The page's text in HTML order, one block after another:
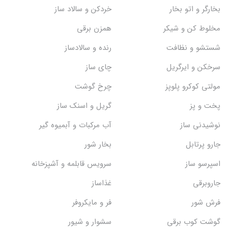
بخارگر و اتو بخار
خردکن و سالاد ساز
مخلوط کن و شیکر
همزن برقی
شستشو و نظافت
رنده و سالادساز
سرخکن و ایرگریل
چای ساز
مولتی کوکرو پلوپز
چرخ گوشت
پخت و پز
گریل و اسنک‌ ساز
نوشیدنی ساز
آب مرکبات و آبمیوه گیر
جارو پرتابل
بخار شور
اسپرسو ساز
سرویس قابلمه و آشپزخانه
جاروبرقی
غذاساز
فرش شور
فر و مایکروفر
گوشت کوب برقی
سشوار و شیور